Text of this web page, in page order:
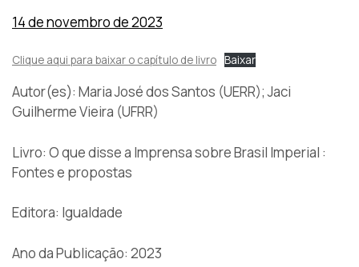
14 de novembro de 2023
Clique aqui para baixar o capítulo de livro Baixar
Autor(es): Maria José dos Santos (UERR); Jaci
Guilherme Vieira (UFRR)
Livro: O que disse a Imprensa sobre Brasil Imperial :
Fontes e propostas
Editora: Igualdade
Ano da Publicação: 2023